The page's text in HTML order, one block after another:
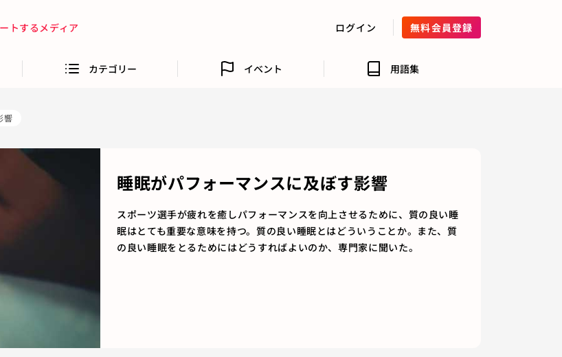
ログイン 無料会員登録
トするメディア
響
睡眠がパフォーマンスに及ぼす影響
スポーツ選手が疲れを癒しパフォーマンスを向上させるために、質の良い睡
眠はとても重要な意味を持つ。質の良い睡眠とはどういうことか。また、質
の良い睡眠をとるためにはどうすればよいのか、専門家に聞いた。
カテゴリー イベント 用語集